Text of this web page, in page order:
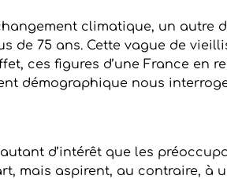
climatique, un autre
de 75 ans. Cette vague de
ces figures d’une France
démographique nous
d’intérêt que les
mais aspirent, au contraire, à